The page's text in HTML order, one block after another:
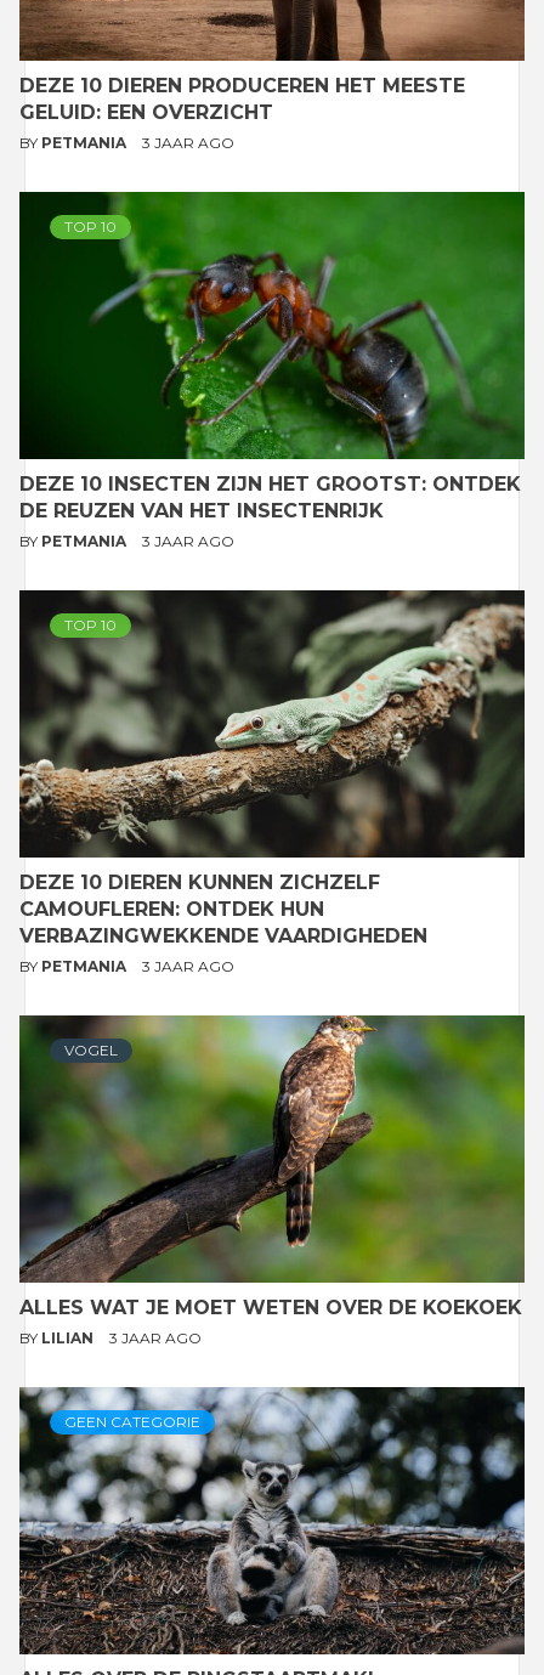
DEZE 10 DIEREN PRODUCEREN HET MEESTE
GELUID: EEN OVERZICHT
BY PETMANIA 3 JAAR AGO
TOP 10
DEZE 10 INSECTEN ZIJN HET GROOTST: ONTDEK
DE REUZEN VAN HET INSECTENRIJK
BY PETMANIA 3 JAAR AGO
TOP 10
DEZE 10 DIEREN KUNNEN ZICHZELF
CAMOUFLEREN: ONTDEK HUN
VERBAZINGWEKKENDE VAARDIGHEDEN
BY PETMANIA 3 JAAR AGO
VOGEL
ALLES WAT JE MOET WETEN OVER DE KOEKOEK
BY LILIAN 3 JAAR AGO
GEEN CATEGORIE